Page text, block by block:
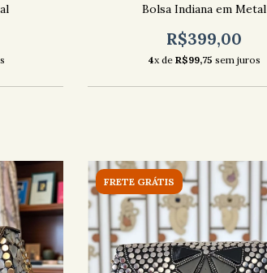
Bolsa Indiana em Metal
R$399,00
4x deR$99,75 sem juros
FRETE GRÁTIS